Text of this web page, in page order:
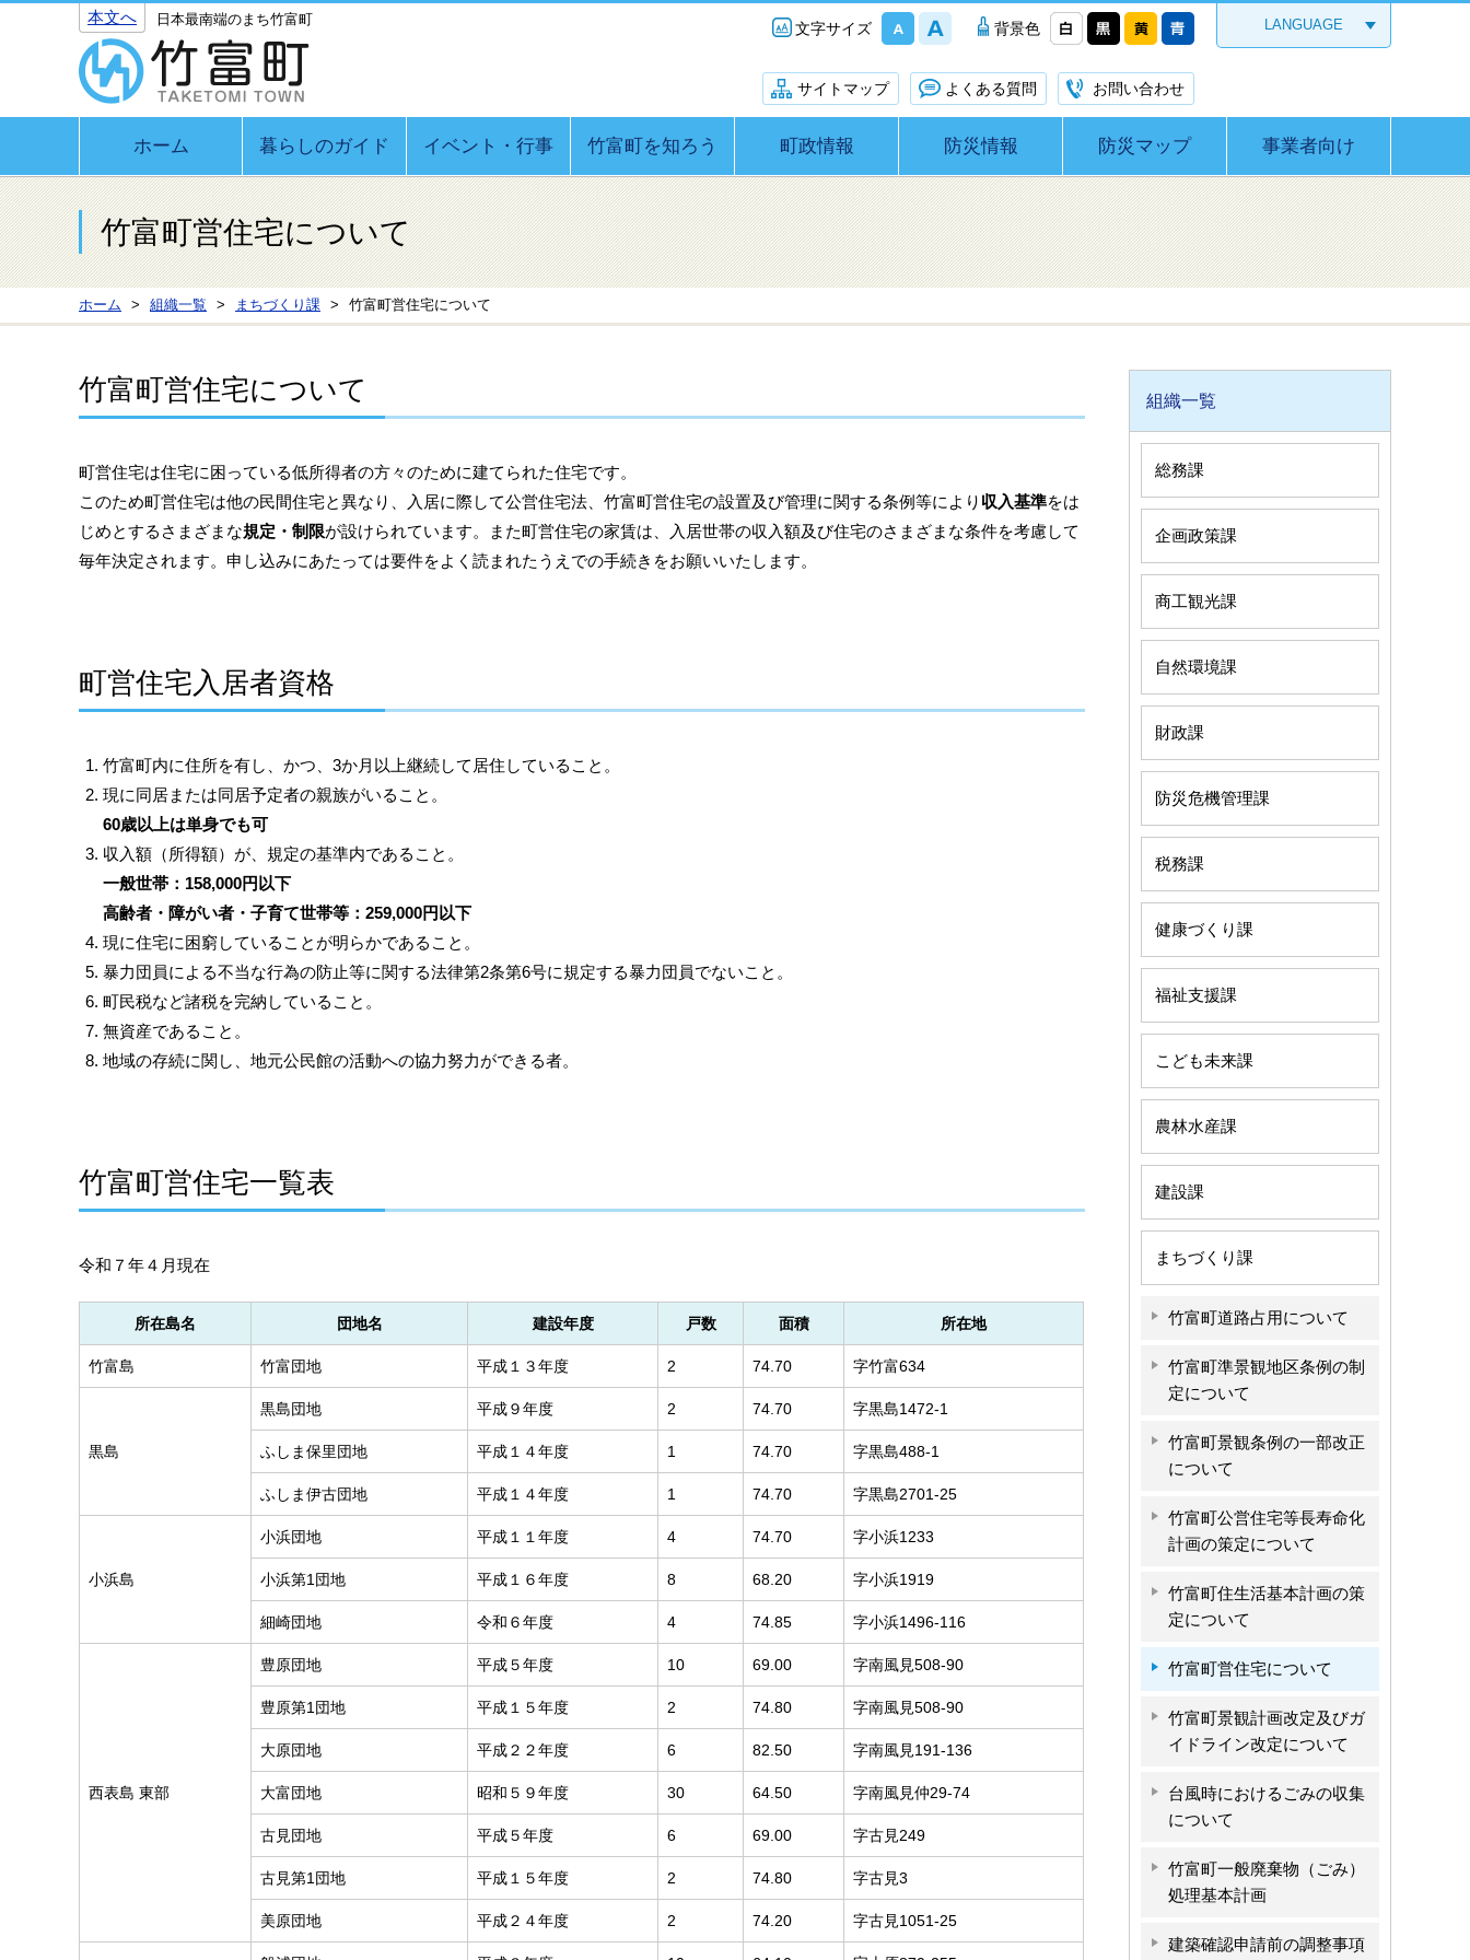
本文へ 日本最南端のまち竹富町
文字サイズ 背景色 LANGUAGE
サイトマップ よくある質問 お問い合わせ
ホーム 暮らしのガイド イベント・行事 竹富町を知ろう 町政情報 防災情報 防災マップ 事業者向け
竹富町営住宅について
ホーム 組織一覧 まちづくり課 竹富町営住宅について
竹富町営住宅について
町営住宅は住宅に困っている低所得者の方々のために建てられた住宅です。
このため町営住宅は他の民間住宅と異なり、入居に際して公営住宅法、竹富町営住宅の設置及び管理に関する条例等により 収入基準をは
じめとするさまざまな規定・制限が設けられています。また町営住宅の家賃は、入居世帯の収入額及び住宅のさまざまな条件を考慮して
毎年決定されます。申し込みにあたっては要件をよく読まれたうえでの手続きをお願いいたします。
町営住宅入居者資格
竹富町内に住所を有し、かつ、3か月以上継続して居住していること。
現に同居または同居予定者の親族がいること。
60歳以上は単身でも可
収入額（所得額）が、規定の基準内であること。
一般世帯：158,000円以下
高齢者・障がい者・子育て世帯等：259,000円以下
現に住宅に困窮していることが明らかであること。
暴力団員による不当な行為の防止等に関する法律第2条第6号に規定する暴力団員でないこと。
町民税など諸税を完納していること。
無資産であること。
地域の存続に関し、地元公民館の活動への協力努力ができる者。
竹富町営住宅一覧表
令和７年４月現在
所在島名 団地名 建設年度 戸数 面積 所在地
竹富島 竹富団地 平成１３年度 2 74.70 字竹富634
黒島
黒島団地 平成９年度 2 74.70 字黒島1472-1
ふしま保里団地 平成１４年度 1 74.70 字黒島488-1
ふしま伊古団地 平成１４年度 1 74.70 字黒島2701-25
小浜島
小浜団地 平成１１年度 4 74.70 字小浜1233
小浜第1団地 平成１６年度 8 68.20 字小浜1919
細崎団地 令和６年度 4 74.85 字小浜1496-116
西表島 東部
豊原団地 平成５年度 10 69.00 字南風見508-90
豊原第1団地 平成１５年度 2 74.80 字南風見508-90
大原団地 平成２２年度 6 82.50 字南風見191-136
大富団地 昭和５９年度 30 64.50 字南風見仲29-74
古見団地 平成５年度 6 69.00 字古見249
古見第1団地 平成１５年度 2 74.80 字古見3
美原団地 平成２４年度 2 74.20 字古見1051-25
組織一覧
総務課
企画政策課
商工観光課
自然環境課
財政課
防災危機管理課
税務課
健康づくり課
福祉支援課
こども未来課
農林水産課
建設課
まちづくり課
竹富町道路占用について
竹富町準景観地区条例の制
定について
竹富町景観条例の一部改正
について
竹富町公営住宅等長寿命化
計画の策定について
竹富町住生活基本計画の策
定について
竹富町営住宅について
竹富町景観計画改定及びガ
イドライン改定について
台風時におけるごみの収集
について
竹富町一般廃棄物（ごみ）
処理基本計画
建築確認申請前の調整事項